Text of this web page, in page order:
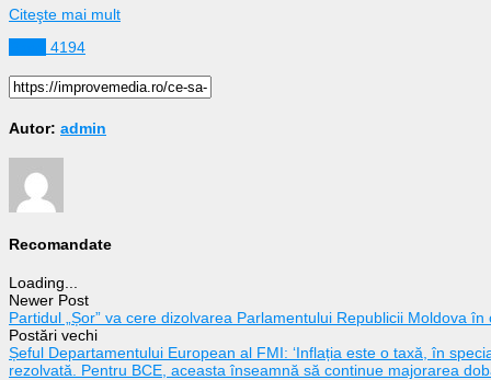
Citeşte mai mult
4194
Autor: admin
Recomandate
Loading...
Newer Post
Partidul „Șor” va cere dizolvarea Parlamentului Republicii Moldova
Postări vechi
Șeful Departamentului European al FMI: ‘Inflația este o taxă, în
rezolvată. Pentru BCE, aceasta înseamnă să continue majorarea